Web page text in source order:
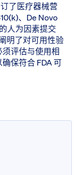
了医疗器械营
、De Novo
人为因素提交
明了对可用性验
评估与使用相
保符合 FDA 可